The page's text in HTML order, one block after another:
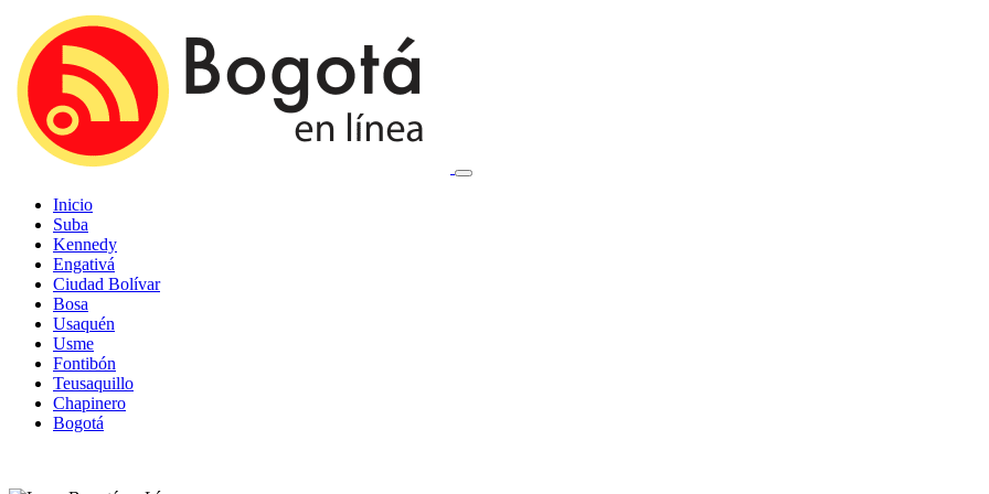
Inicio
Suba
Kennedy
Engativá
Ciudad Bolívar
Bosa
Usaquén
Usme
Fontibón
Teusaquillo
Chapinero
Bogotá